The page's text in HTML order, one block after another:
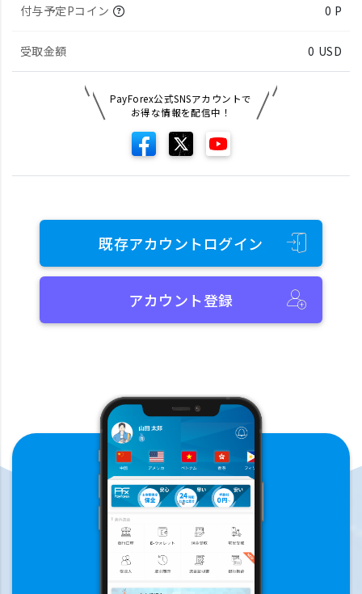
付与予定Pコイン 0 P
受取金額 0 USD
PayForex公式SNSアカウントで
お得な情報を配信中！
既存アカウントログイン
アカウント登録